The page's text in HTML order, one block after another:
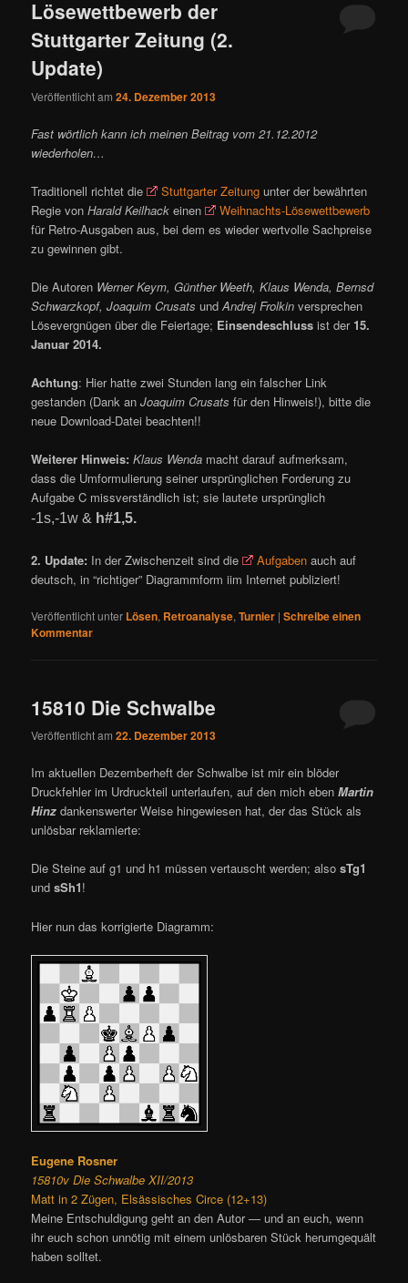
Lösewettbewerb der
Stuttgarter Zeitung (2.
Update)
Veröffentlicht am24. Dezember 2013
Fast wörtlich kann ich meinen Beitrag vom 21.12.2012
wiederholen…
Traditionell richtet die Stuttgarter Zeitung unter der bewährten
Regie vonHarald Keilhack einen
Weihnachts-Lösewettbewerb
für Retro-Ausgaben aus, bei dem es wieder wertvolle Sachpreise
zu gewinnen gibt.
Die Autoren Werner Keym, Günther Weeth, Klaus Wenda, Bernsd
Schwarzkopf, Joaquim Crusats undAndrej Frolkin versprechen
Lösevergnügen über die Feiertage; Einsendeschluss ist der 15.
Januar 2014.
Achtung: Hier hatte zwei Stunden lang ein falscher Link
gestanden (Dank anJoaquim Crusats für den Hinweis!), bitte die
neue Download-Datei beachten!!
Weiterer Hinweis: Klaus Wenda macht darauf aufmerksam,
dass die Umformulierung seiner ursprünglichen Forderung zu
Aufgabe C missverständlich ist; sie lautete ursprünglich
-1s,-1w & h#1,5.
2. Update: In der Zwischenzeit sind die Aufgabenauch auf
deutsch, in “richtiger” Diagrammform iim Internet publiziert!
Veröffentlicht unter Lösen, Retroanalyse,Turnier |Schreibe einen
Kommentar
15810 Die Schwalbe
Veröffentlicht am22. Dezember 2013
Im aktuellen Dezemberheft der Schwalbe ist mir ein blöder
Druckfehler im Urdruckteil unterlaufen, auf den mich ebenMartin
Hinz dankenswerter Weise hingewiesen hat, der das Stück als
unlösbar reklamierte:
Die Steine auf g1 und h1 müssen vertauscht werden; alsosTg1
undsSh1!
Hier nun das korrigierte Diagramm:
Eugene Rosner
15810v Die Schwalbe XII/2013
Matt in 2 Zügen, Elsässisches Circe (12+13)
Meine Entschuldigung geht an den Autor — und an euch, wenn
ihr euch schon unnötig mit einem unlösbaren Stück herumgequält
haben solltet.